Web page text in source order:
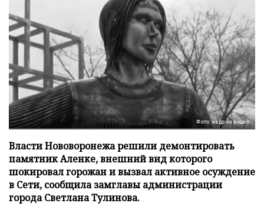
Фото: кадр из видео
Власти Нововоронежа решили демонтировать
памятник Аленке, внешний вид которого
шокировал горожан и вызвал активное осуждение
в Сети, сообщила замглавы администрации
города Светлана Тулинова.